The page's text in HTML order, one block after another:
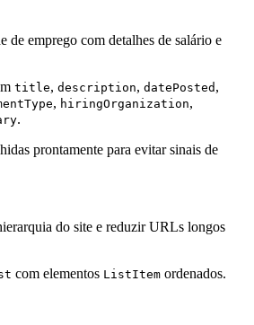
emprego com detalhes de salário e
title, description, datePosted ,
, hiringOrganization,
.
prontamente para evitar sinais de
do site e reduzir URLs longos
com elementos ListItem ordenados.